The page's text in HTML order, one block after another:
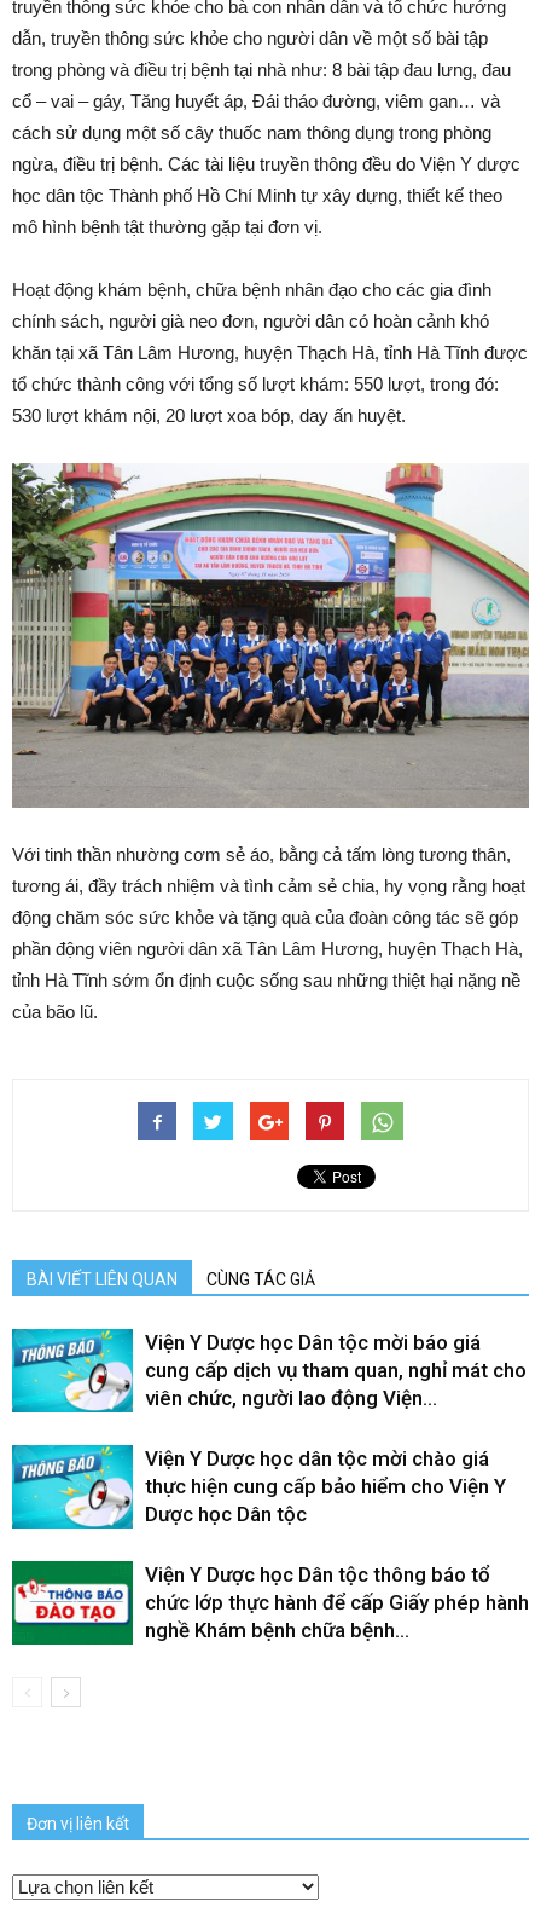
truyền thông sức khỏe cho bà con nhân dân và tổ chức hướng
dẫn, truyền thông sức khỏe cho người dân về một số bài tập
trong phòng và điều trị bệnh tại nhà như: 8 bài tập đau lưng, đau
cổ – vai – gáy, Tăng huyết áp, Đái tháo đường, viêm gan… và
cách sử dụng một số cây thuốc nam thông dụng trong phòng
ngừa, điều trị bệnh. Các tài liệu truyền thông đều do Viện Y dược
học dân tộc Thành phố Hồ Chí Minh tự xây dựng, thiết kế theo
mô hình bệnh tật thường gặp tại đơn vị.
Hoạt động khám bệnh, chữa bệnh nhân đạo cho các gia đình
chính sách, người già neo đơn, người dân có hoàn cảnh khó
khăn tại xã Tân Lâm Hương, huyện Thạch Hà, tỉnh Hà Tĩnh được
tổ chức thành công với tổng số lượt khám: 550 lượt, trong đó:
530 lượt khám nội, 20 lượt xoa bóp, day ấn huyệt.
Với tinh thần nhường cơm sẻ áo, bằng cả tấm lòng tương thân,
tương ái, đầy trách nhiệm và tình cảm sẻ chia, hy vọng rằng hoạt
động chăm sóc sức khỏe và tặng quà của đoàn công tác sẽ góp
phần động viên người dân xã Tân Lâm Hương, huyện Thạch Hà,
tỉnh Hà Tĩnh sớm ổn định cuộc sống sau những thiệt hại nặng nề
của bão lũ.
BÀI VIẾT LIÊN QUAN CÙNG TÁC GIẢ
Viện Y Dược học Dân tộc mời báo giá
cung cấp dịch vụ tham quan, nghỉ mát cho
viên chức, người lao động Viện...
Viện Y Dược học dân tộc mời chào giá
thực hiện cung cấp bảo hiểm cho Viện Y
Dược học Dân tộc
Viện Y Dược học Dân tộc thông báo tổ
chức lớp thực hành để cấp Giấy phép hành
nghề Khám bệnh chữa bệnh...
Đơn vị liên kết